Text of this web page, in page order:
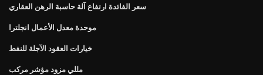
سعر الفائدة ارتفاع آلة حاسبة الرهن العقاري
موحدة معدل الأعمال انجلترا
خيارات العقود الآجلة للنفط
مللي مزود مؤشر مركب